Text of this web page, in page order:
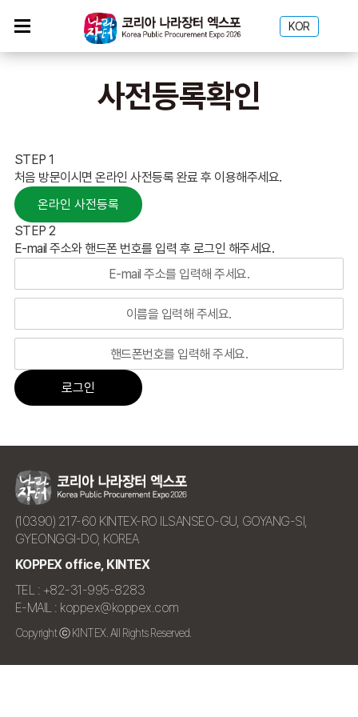
KOR
사전등록확인
STEP 1
처음 방문이시면 온라인 사전등록 완료 후 이용해주세요.
온라인 사전등록
STEP 2
E-mail 주소와 핸드폰 번호를 입력 후 로그인 해주세요.
로그인
(10390) 217-60 KINTEX-RO ILSANSEO-GU, GOYANG-SI,
GYEONGGI-DO, KOREA
KOPPEX office, KINTEX
TEL : +82-31-995-8283
E-MAIL : koppex@koppex.com
Copyright ⓒ KINTEX. All Rights Reserved.